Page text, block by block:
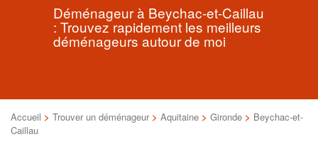
Déménageur à Beychac-et-Caillau
: Trouvez rapidement les meilleurs
déménageurs autour de moi
Accueil > Trouver un déménageur > Aquitaine > Gironde > Beychac-et-
Caillau